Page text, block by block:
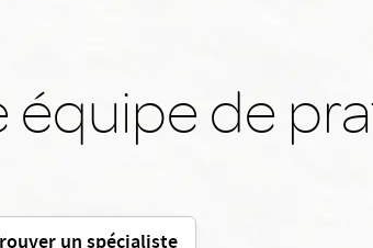
équipe de